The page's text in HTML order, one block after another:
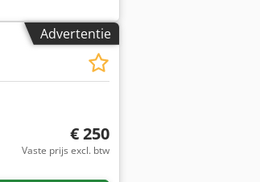
Advertentie
€ 250
Vaste prijs excl. btw